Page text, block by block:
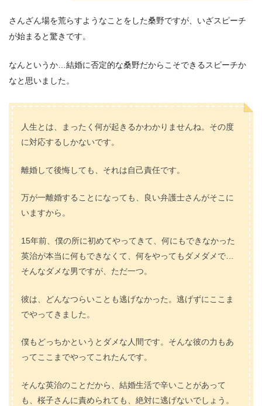
さんざん場を荒らすようなことをした桑野ですが、いざスピーチ
が始まると驚きです。
なんというか…結婚に否定的な桑野だからこそできるスピーチか
なと思いました。
人生とは、まったく何が起きるかわかりませんね。その度
に対応するしかないです。
離婚して後悔しても、それは自己責任です。
万が一離婚することになっても、良い弁護士さんがそこに
いますから。
15年前、僕の所に初めてやってきて、何にもできなかった
英治が本当に何もできなくて、何をやってもダメダメで…
そんなダメな男ですが、ただ一つ。
彼は、どんなつらいことも逃げなかった。逃げずにここま
でやってきました。
僕もどっちかというとダメな人間です。そんな彼の力もあ
ってここまでやってこれたんです。
そんな英治のことだから、結婚生活で辛いことがあって
も、桜子さんに責められても、絶対に逃げないでしょう。